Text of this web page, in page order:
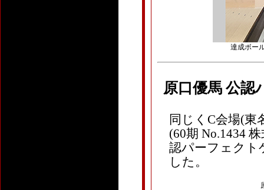
達成ボー
原口優馬 公認
同じくC会場(東
(60期 No.1434
認パーフェクト
した。